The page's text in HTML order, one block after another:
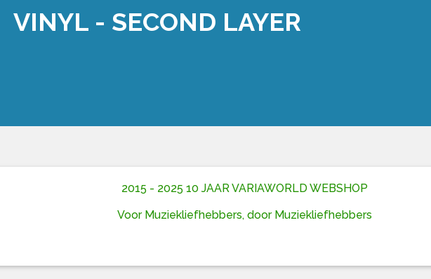
VINYL - SECOND LAYER
2015 - 2025 10 JAAR VARIAWORLD WEBSHOP
Voor Muziekliefhebbers, door Muziekliefhebbers